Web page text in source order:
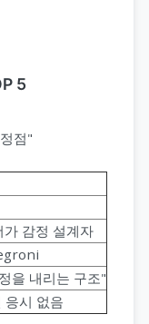
5
점"
감정 설계자
을 내리는 구조"
시 없음